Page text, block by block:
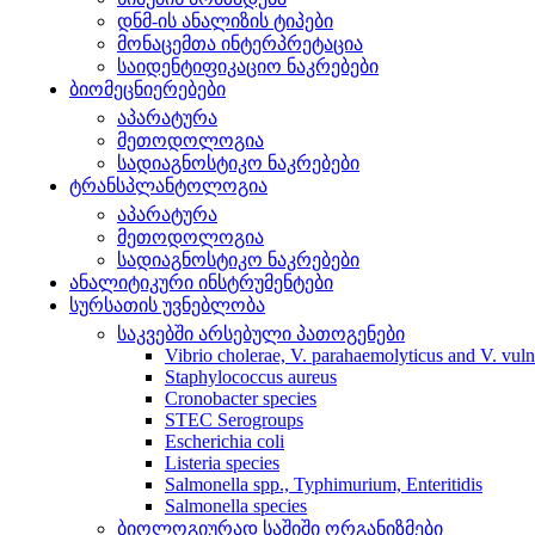
დნმ-ის ანალიზის ტიპები
მონაცემთა ინტერპრეტაცია
საიდენტიფიკაციო ნაკრებები
ბიომეცნიერებები
აპარატურა
მეთოდოლოგია
სადიაგნოსტიკო ნაკრებები
ტრანსპლანტოლოგია
აპარატურა
მეთოდოლოგია
სადიაგნოსტიკო ნაკრებები
ანალიტიკური ინსტრუმენტები
სურსათის უვნებლობა
საკვებში არსებული პათოგენები
Vibrio cholerae, V. parahaemolyticus and V.
Staphylococcus aureus
Cronobacter species
STEC Serogroups
Escherichia coli
Listeria species
Salmonella spp., Typhimurium, Enteritidis
Salmonella species
ბიოლოგიურად საშიში ორგანიზმები